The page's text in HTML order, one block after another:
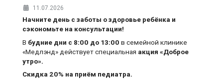
11.07.2026
Начните день с заботы о здоровье ребёнка и
сэкономьте на консультации!
В будние дни с 8:00 до 13:00 в семейной клинике
«Медлэнд» действует специальная акция «Доброе
утро».
Скидка 20% на приём педиатра.